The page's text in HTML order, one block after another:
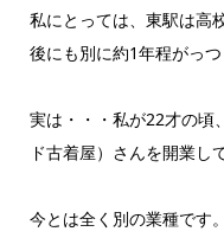
私にとっては、東駅は高
後にも別に約1年程がっ
実は・・・私が22才の頃
ド古着屋）さんを開業し
今とは全く別の業種です。